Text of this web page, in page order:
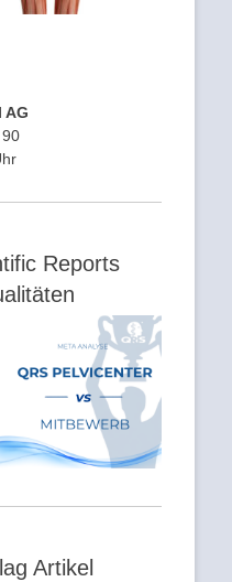
AG
Reports
Artikel